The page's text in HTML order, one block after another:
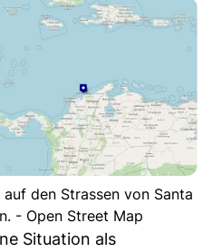
den Strassen von Santa
- Open Street Map
Situation als